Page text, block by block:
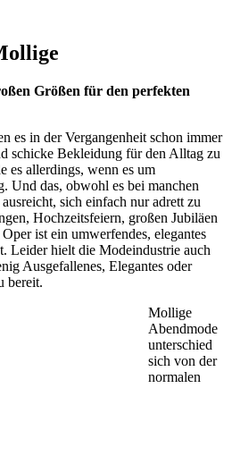
Größen für den perfekten
es in der Vergangenheit schon immer
schicke Bekleidung für den Alltag zu
es allerdings, wenn es um
Und das, obwohl es bei manchen
sich einfach nur adrett zu
Hochzeitsfeiern, großen Jubiläen
ist ein umwerfendes, elegantes
Leider hielt die Modeindustrie auch
Ausgefallenes, Elegantes oder
bereit.
Mollige
Abendmode
unterschied
sich von der
normalen